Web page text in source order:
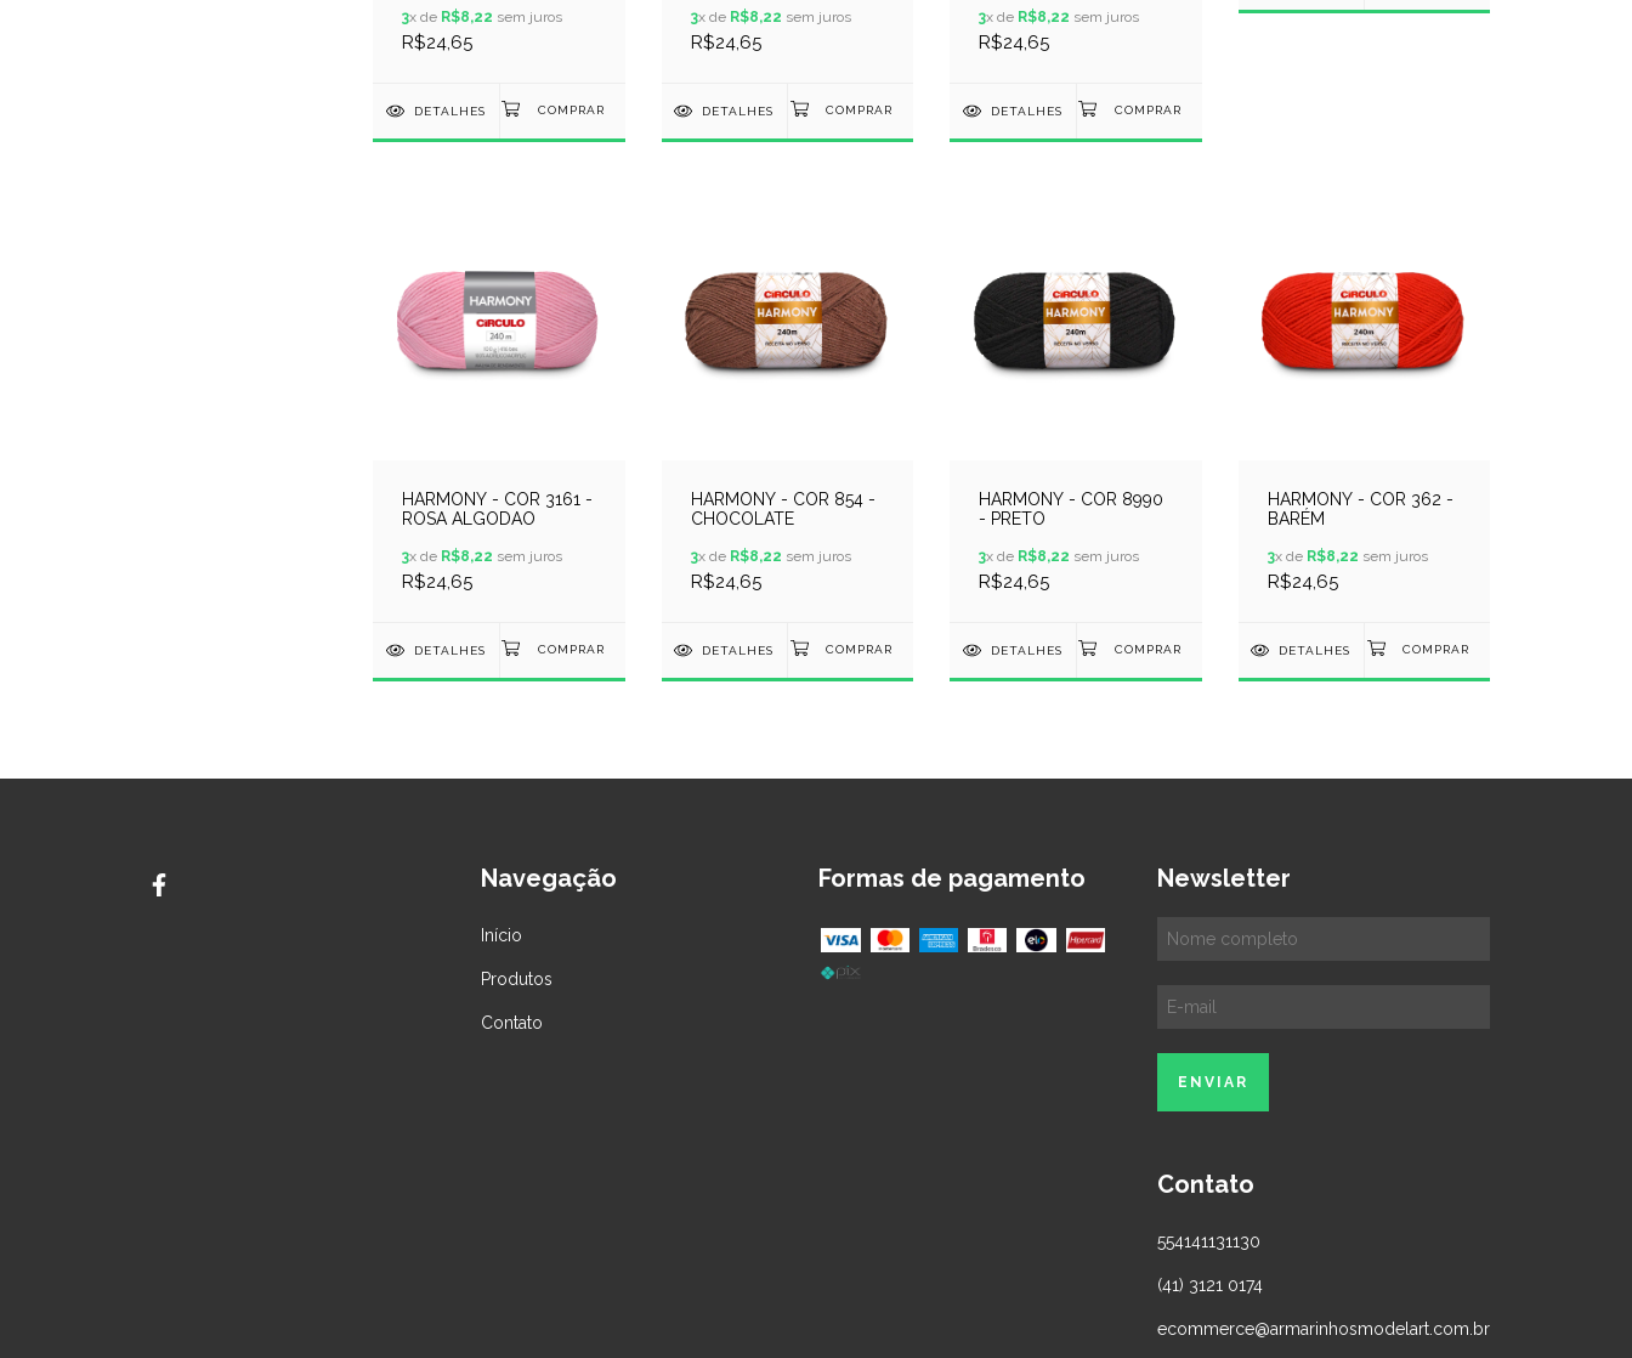
3x de R$8,22 sem juros
R$24,65
DETALHES
3x de R$8,22 sem juros
R$24,65
DETALHES
3x de R$8,22 sem juros
R$24,65
DETALHES
HARMONY - COR 3161 -
ROSA ALGODAO
3x de R$8,22 sem juros
R$24,65
DETALHES
HARMONY - COR 854 -
CHOCOLATE
3x de R$8,22 sem juros
R$24,65
DETALHES
HARMONY - COR 8990
- PRETO
3x de R$8,22 sem juros
R$24,65
DETALHES
HARMONY - COR 362 -
BARÉM
3x de R$8,22 sem juros
R$24,65
DETALHES
Navegação
Início
Produtos
Contato
Formas de pagamento Newsletter
Contato
554141131130
(41) 3121 0174
ecommerce@armarinhosmodelart.com.br